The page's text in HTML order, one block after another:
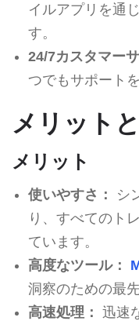
イルアプリを通
す。
24/7カスタマー
つでもサポート
メリット
メリット
使いやすさ：
シ
り、すべてのト
ています。
高度なツール：
洞察のための最
高速処理： 迅速